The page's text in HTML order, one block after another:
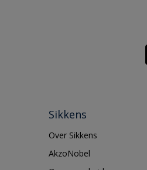
Sikkens
Over Sikkens
AkzoNobel